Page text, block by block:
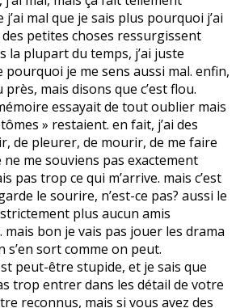
mal que je sais plus pourquoi j’ai
petites choses ressurgissent
la plupart du temps, j’ai juste
pourquoi je me sens aussi mal. enfin,
près, mais disons que c’est flou.
essayait de tout oublier mais
» restaient. en fait, j’ai des
de pleurer, de mourir, de me faire
ne me souviens pas exactement
pas trop ce qui m’arrive. mais c’est
le sourire, n’est-ce pas? aussi le
plus aucun amis
mais bon je vais pas jouer les drama
s’en sort comme on peut.
peut-être stupide, et je sais que
trop entrer dans les détail de votre
reconnus, mais si vous avez des